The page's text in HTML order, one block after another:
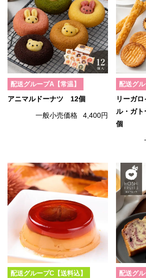
配送グループA【常温】
アニマルドーナツ 12個
一般小売価格 4,400円
配送グル
リーガ
ル・ガ
個
配送グループC【送料込】
配送グル